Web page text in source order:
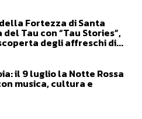
Fortezza di Santa
Tau con “Tau Stories”,
degli affreschi di...
il 9 luglio la Notte Rossa
musica, cultura e